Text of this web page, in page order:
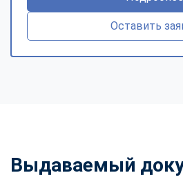
Оставить
Выдаваемый